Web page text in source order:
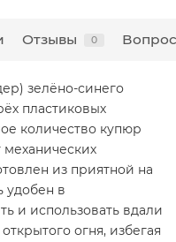
Отзывы 0
зелёно-синего
пластиковых
количество купюр
из приятной на
удобен в
и использовать вдали
огня, избегая